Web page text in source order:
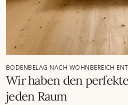
BODENBELAG NACH WOHNBEREICH
Wir haben den
jeden Raum